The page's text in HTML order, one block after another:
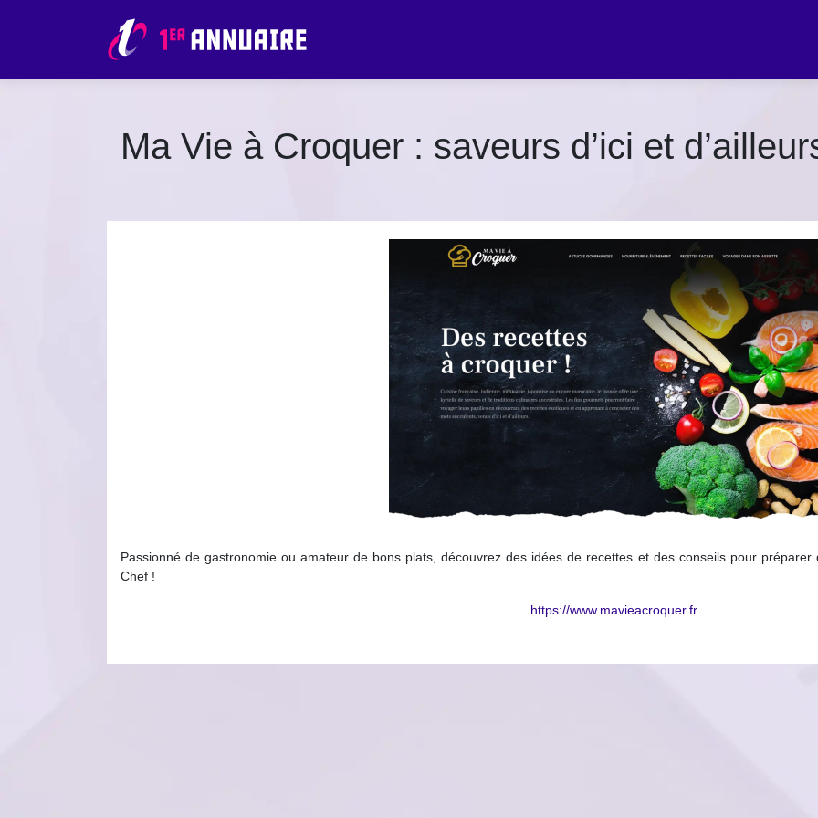
Ma Vie à Croquer : saveurs d’ici et
Passionné de gastronomie ou amateur de bons plats, découvrez des idées de recettes et des conseils pour
Chef !
https://www.mavieacroquer.fr